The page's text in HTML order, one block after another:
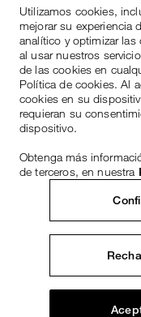
Utilizamos cookies,
mejorar su experiencia
analítico y optimizar las
al usar nuestros
de las cookies en
Política de cookies. Al
cookies en su
requieran su
dispositivo.
Obtenga más
de terceros, en nuestra